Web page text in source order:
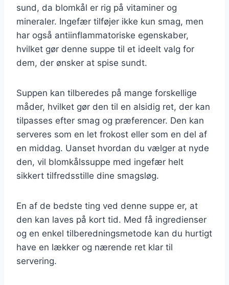
sund, da blomkål er rig på vitaminer og
mineraler. Ingefær tilføjer ikke kun smag, men
har også antiinflammatoriske egenskaber,
hvilket gør denne suppe til et ideelt valg for
dem, der ønsker at spise sundt.
Suppen kan tilberedes på mange forskellige
måder, hvilket gør den til en alsidig ret, der kan
tilpasses efter smag og præferencer. Den kan
serveres som en let frokost eller som en del af
en middag. Uanset hvordan du vælger at nyde
den, vil blomkålssuppe med ingefær helt
sikkert tilfredsstille dine smagsløg.
En af de bedste ting ved denne suppe er, at
den kan laves på kort tid. Med få ingredienser
og en enkel tilberedningsmetode kan du hurtigt
have en lækker og nærende ret klar til
servering.